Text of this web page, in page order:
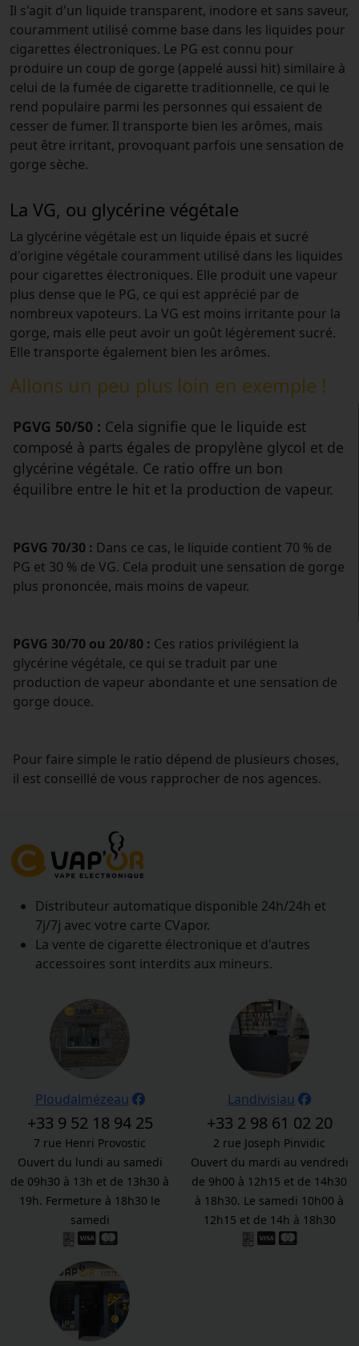
Il s'agit d'un liquide transparent, inodore et sans saveur,
couramment utilisé comme base dans les liquides pour
cigarettes électroniques. Le PG est connu pour
produire un coup de gorge (appelé aussi hit) similaire à
celui de la fumée de cigarette traditionnelle, ce qui le
rend populaire parmi les personnes qui essaient de
cesser de fumer. Il transporte bien les arômes, mais
peut être irritant, provoquant parfois une sensation de
gorge sèche.
La VG, ou glycérine végétale
La glycérine végétale est un liquide épais et sucré
d'origine végétale couramment utilisé dans les liquides
pour cigarettes électroniques. Elle produit une vapeur
plus dense que le PG, ce qui est apprécié par de
nombreux vapoteurs. La VG est moins irritante pour la
gorge, mais elle peut avoir un goût légèrement sucré.
Elle transporte également bien les arômes.
Allons un peu plus loin en exemple !
PGVG 50/50 : Cela signifie que le liquide est
composé à parts égales de propylène glycol et de
glycérine végétale. Ce ratio offre un bon
équilibre entre le hit et la production de vapeur.
PGVG 70/30 : Dans ce cas, le liquide contient 70 % de
PG et 30 % de VG. Cela produit une sensation de gorge
plus prononcée, mais moins de vapeur.
PGVG 30/70 ou 20/80 : Ces ratios privilégient la
glycérine végétale, ce qui se traduit par une
production de vapeur abondante et une sensation de
gorge douce.
Pour faire simple le ratio dépend de plusieurs choses,
il est conseillé de vous rapprocher de nos agences.
Distributeur automatique disponible 24h/24h et
7j/7j avec votre carte CVapor.
La vente de cigarette électronique et d'autres
accessoires sont interdits aux mineurs.
Ploudalmézeau
+33 9 52 18 94 25
7 rue Henri Provostic
Ouvert du lundi au samedi
de 09h30 à 13h et de 13h30 à
19h. Fermeture à 18h30 le
samedi
Landivisiau
+33 2 98 61 02 20
2 rue Joseph Pinvidic
Ouvert du mardi au vendredi
de 9h00 à 12h15 et de 14h30
à 18h30. Le samedi 10h00 à
12h15 et de 14h à 18h30